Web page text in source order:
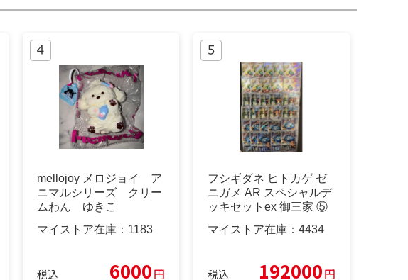
mellojoy メロジョイ ア
ニマルシリーズ クリー
ムわん ゆきこ
マイストア在庫： 1183
税込 6000円
フシギダネ ヒトカゲ ゼ
ニガメ AR スペシャルデ
ッキセットex 御三家 ⑤
マイストア在庫： 4434
税込 192000円